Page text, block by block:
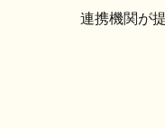
連携機関が